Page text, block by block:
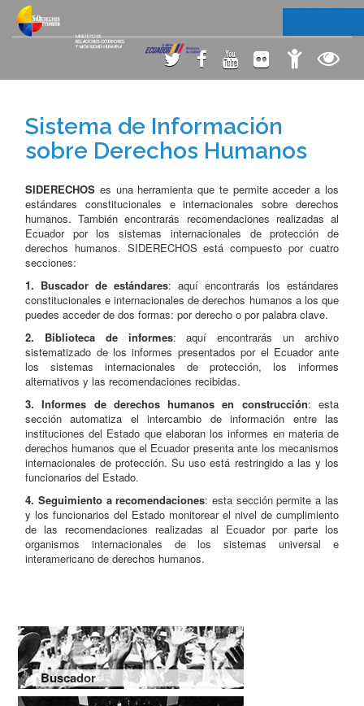
Sistema de Información
sobre Derechos Humanos
SIDERECHOS es una herramienta que te permite acceder a los
estándares constitucionales e internacionales sobre derechos
humanos. También encontrarás recomendaciones realizadas al
Ecuador por los sistemas internacionales de protección de
derechos humanos. SIDERECHOS está compuesto por cuatro
secciones:
1. Buscador de estándares: aquí encontrarás los estándares
constitucionales e internacionales de derechos humanos a los que
puedes acceder de dos formas: por derecho o por palabra clave.
2. Biblioteca de informes: aquí encontrarás un archivo
sistematizado de los informes presentados por el Ecuador ante
los sistemas internacionales de protección, los informes
alternativos y las recomendaciones recibidas.
3. Informes de derechos humanos en construcción: esta
sección automatiza el intercambio de información entre las
instituciones del Estado que elaboran los informes en materia de
derechos humanos que el Ecuador presenta ante los mecanismos
internacionales de protección. Su uso está restringido a las y los
funcionarios del Estado.
4. Seguimiento a recomendaciones: esta sección permite a las
y los funcionarios del Estado monitorear el nivel de cumplimiento
de las recomendaciones realizadas al Ecuador por parte los
organismos internacionales de los sistemas universal e
interamericano de derechos humanos.
Buscador